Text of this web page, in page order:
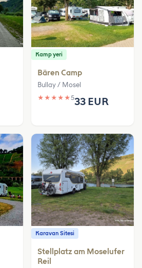
Kamp yeri
Bären Camp
Bullay / Mosel
★ ★ ★ ★ ★533 EUR
Karavan Sitesi
Stellplatz am Moselufer
Reil